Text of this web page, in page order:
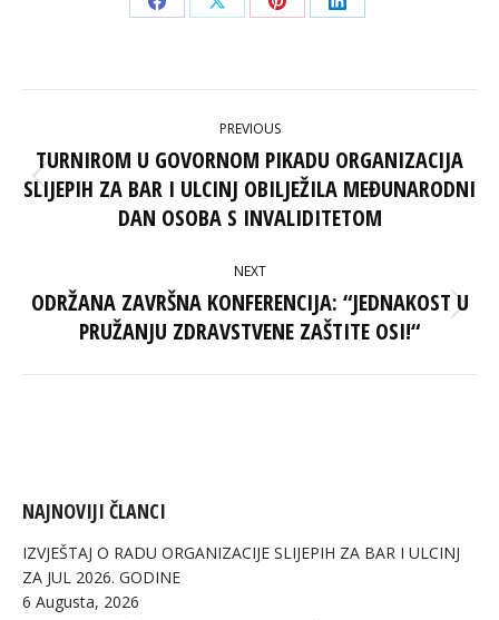
Share
Facebook
Share
X
Share
Pinterest
Share
LinkedIn
NAVIGATION
PREVIOUS
Previous
post:
TURNIROM U GOVORNOM PIKADU ORGANIZACIJA
SLIJEPIH ZA BAR I ULCINJ OBILJEŽILA MEĐUNARODNI
DAN OSOBA S INVALIDITETOM
NEXT
Next
post:
ODRŽANA ZAVRŠNA KONFERENCIJA: “JEDNAKOST U
PRUŽANJU ZDRAVSTVENE ZAŠTITE OSI!“
NAJNOVIJI ČLANCI
IZVJEŠTAJ O RADU ORGANIZACIJE SLIJEPIH ZA BAR I ULCINJ
ZA JUL 2026. GODINE
6 Augusta, 2026